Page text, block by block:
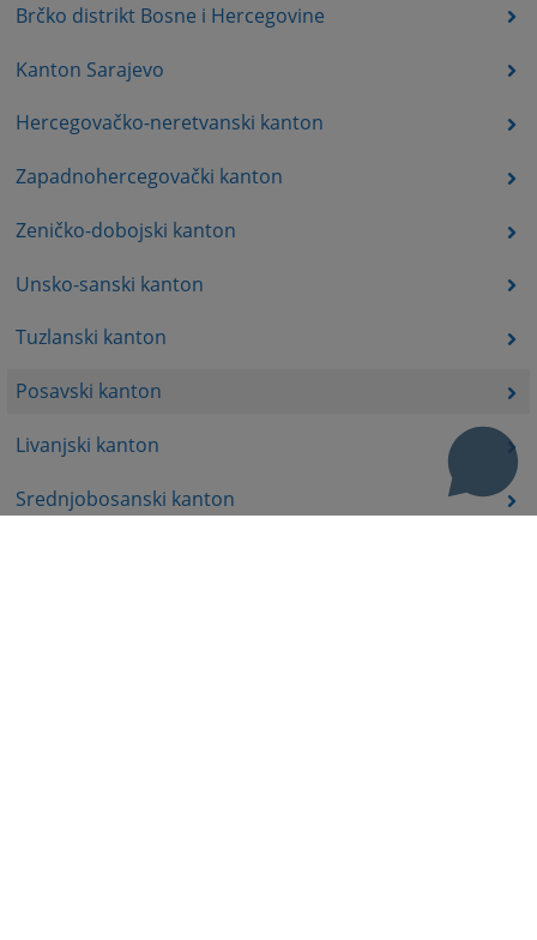
Brčko distrikt Bosne i Hercegovine
Kanton Sarajevo
Hercegovačko-neretvanski kanton
Zapadnohercegovački kanton
Zeničko-dobojski kanton
Unsko-sanski kanton
Tuzlanski kanton
Posavski kanton
Livanjski kanton
Srednjobosanski kanton